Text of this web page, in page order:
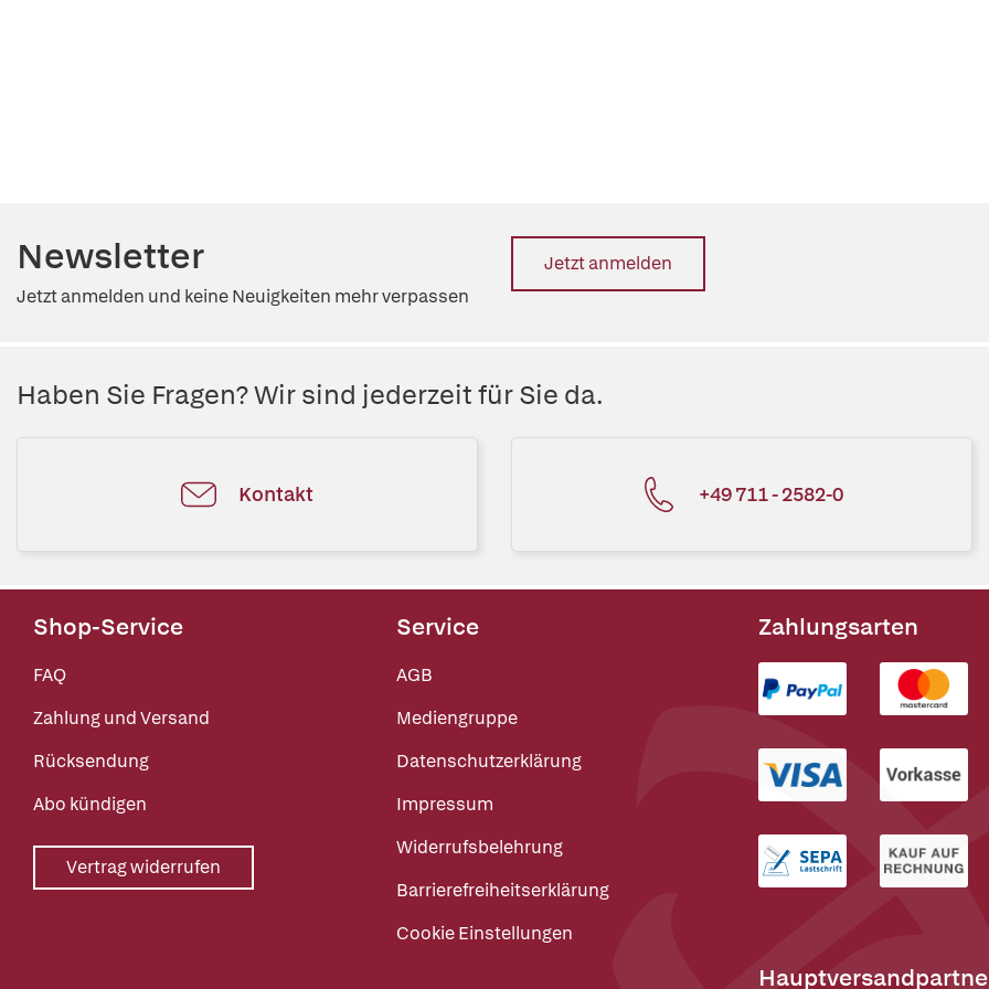
Newsletter
Jetzt anmelden und keine Neuigkeiten mehr verpassen
Jetzt anmelden
Haben Sie Fragen? Wir sind jederzeit für Sie da.
Kontakt +49 711 - 2582-0
Shop-Service
FAQ
Zahlung und Versand
Rücksendung
Abo kündigen
Vertrag widerrufen
Service
AGB
Mediengruppe
Datenschutzerklärung
Impressum
Widerrufsbelehrung
Barrierefreiheitserklärung
Cookie Einstellungen
Zahlungsarten